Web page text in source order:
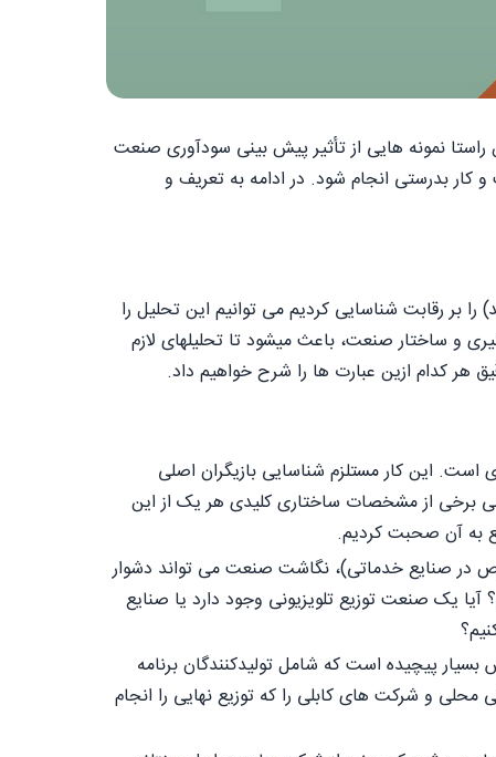
نمونه هایی از تأثیر پیش بینی سودآوری صنعت
کار بدرستی انجام شود. در ادامه به تعریف و
بر رقابت شناسایی کردیم می توانیم این تحلیل را
و ساختار صنعت، باعث میشود تا تحلیلهای لازم
هر کدام ازین عبارت ها را شرح خواهیم داد.
این کار مستلزم شناسایی بازیگران اصلی
برخی از مشخصات ساختاری کلیدی هر یک از این
به آن صحبت کردیم.
در صنایع خدماتی)، نگاشت صنعت می تواند دشوار
یک صنعت توزیع تلویزیونی وجود دارد یا صنایع
پیچیده است که شامل تولیدکنندگان برنامه
محلی و شرکت های کابلی را که توزیع نهایی را انجام